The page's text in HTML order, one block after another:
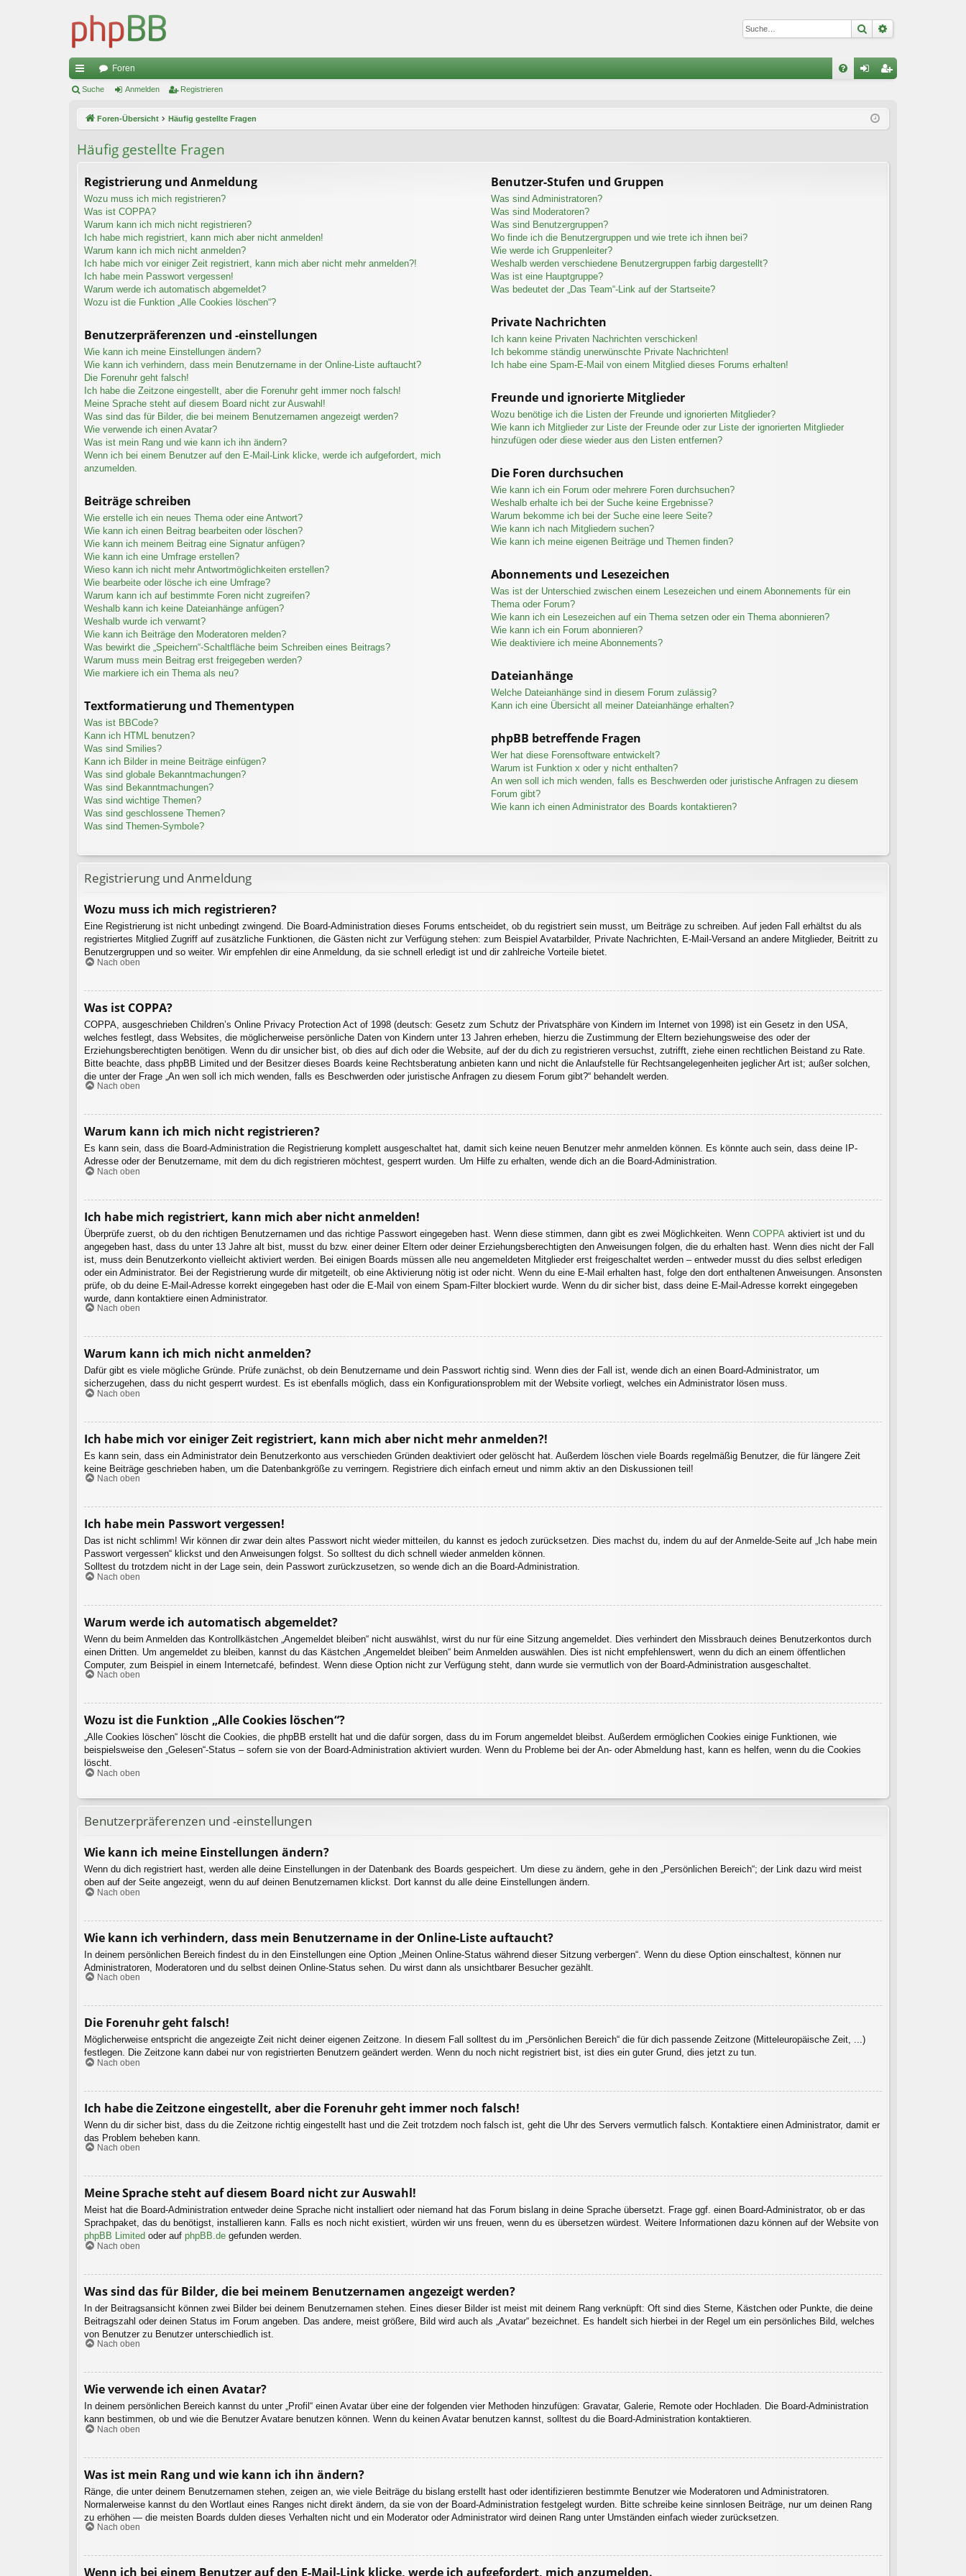
Suche
ch
ug
Foren
ist
Suche Anmelden Registrieren
Foren-Übersicht Häufig gestellte Fragen
Häufig gestellte Fragen
Registrierung und Anmeldung
Wozu muss ich mich registrieren?
Was ist COPPA?
Warum kann ich mich nicht registrieren?
Ich habe mich registriert, kann mich aber nicht anmelden!
Warum kann ich mich nicht anmelden?
Ich habe mich vor einiger Zeit registriert, kann mich aber nicht mehr anmelden?!
Ich habe mein Passwort vergessen!
Warum werde ich automatisch abgemeldet?
Wozu ist die Funktion „Alle Cookies löschen“?
Benutzerpräferenzen und -einstellungen
Wie kann ich meine Einstellungen ändern?
Wie kann ich verhindern, dass mein Benutzername in der Online-Liste auftaucht?
Die Forenuhr geht falsch!
Ich habe die Zeitzone eingestellt, aber die Forenuhr geht immer noch falsch!
Meine Sprache steht auf diesem Board nicht zur Auswahl!
Was sind das für Bilder, die bei meinem Benutzernamen angezeigt werden?
Wie verwende ich einen Avatar?
Was ist mein Rang und wie kann ich ihn ändern?
Wenn ich bei einem Benutzer auf den E-Mail-Link klicke, werde ich aufgefordert, mich
anzumelden.
Beiträge schreiben
Wie erstelle ich ein neues Thema oder eine Antwort?
Wie kann ich einen Beitrag bearbeiten oder löschen?
Wie kann ich meinem Beitrag eine Signatur anfügen?
Wie kann ich eine Umfrage erstellen?
Wieso kann ich nicht mehr Antwortmöglichkeiten erstellen?
Wie bearbeite oder lösche ich eine Umfrage?
Warum kann ich auf bestimmte Foren nicht zugreifen?
Weshalb kann ich keine Dateianhänge anfügen?
Weshalb wurde ich verwarnt?
Wie kann ich Beiträge den Moderatoren melden?
Was bewirkt die „Speichern“-Schaltfläche beim Schreiben eines Beitrags?
Warum muss mein Beitrag erst freigegeben werden?
Wie markiere ich ein Thema als neu?
Textformatierung und Thementypen
Was ist BBCode?
Kann ich HTML benutzen?
Was sind Smilies?
Kann ich Bilder in meine Beiträge einfügen?
Was sind globale Bekanntmachungen?
Was sind Bekanntmachungen?
Was sind wichtige Themen?
Was sind geschlossene Themen?
Was sind Themen-Symbole?
Benutzer-Stufen und Gruppen
Was sind Administratoren?
Was sind Moderatoren?
Was sind Benutzergruppen?
Wo finde ich die Benutzergruppen und wie trete ich ihnen bei?
Wie werde ich Gruppenleiter?
Weshalb werden verschiedene Benutzergruppen farbig dargestellt?
Was ist eine Hauptgruppe?
Was bedeutet der „Das Team“-Link auf der Startseite?
Private Nachrichten
Ich kann keine Privaten Nachrichten verschicken!
Ich bekomme ständig unerwünschte Private Nachrichten!
Ich habe eine Spam-E-Mail von einem Mitglied dieses Forums erhalten!
Freunde und ignorierte Mitglieder
Wozu benötige ich die Listen der Freunde und ignorierten Mitglieder?
Wie kann ich Mitglieder zur Liste der Freunde oder zur Liste der ignorierten Mitglieder
hinzufügen oder diese wieder aus den Listen entfernen?
Die Foren durchsuchen
Wie kann ich ein Forum oder mehrere Foren durchsuchen?
Weshalb erhalte ich bei der Suche keine Ergebnisse?
Warum bekomme ich bei der Suche eine leere Seite?
Wie kann ich nach Mitgliedern suchen?
Wie kann ich meine eigenen Beiträge und Themen finden?
Abonnements und Lesezeichen
Was ist der Unterschied zwischen einem Lesezeichen und einem Abonnements für ein
Thema oder Forum?
Wie kann ich ein Lesezeichen auf ein Thema setzen oder ein Thema abonnieren?
Wie kann ich ein Forum abonnieren?
Wie deaktiviere ich meine Abonnements?
Dateianhänge
Welche Dateianhänge sind in diesem Forum zulässig?
Kann ich eine Übersicht all meiner Dateianhänge erhalten?
phpBB betreffende Fragen
Wer hat diese Forensoftware entwickelt?
Warum ist Funktion x oder y nicht enthalten?
An wen soll ich mich wenden, falls es Beschwerden oder juristische Anfragen zu diesem
Forum gibt?
Wie kann ich einen Administrator des Boards kontaktieren?
Registrierung und Anmeldung
Wozu muss ich mich registrieren?
Eine Registrierung ist nicht unbedingt zwingend. Die Board-Administration dieses Forums entscheidet, ob du registriert sein musst, um Beiträge zu schreiben. Auf jeden Fall erhältst du als
registriertes Mitglied Zugriff auf zusätzliche Funktionen, die Gästen nicht zur Verfügung stehen: zum Beispiel Avatarbilder, Private Nachrichten, E-Mail-Versand an andere Mitglieder, Beitritt zu
Benutzergruppen und so weiter. Wir empfehlen dir eine Anmeldung, da sie schnell erledigt ist und dir zahlreiche Vorteile bietet.
Nach oben
Was ist COPPA?
COPPA, ausgeschrieben Children’s Online Privacy Protection Act of 1998 (deutsch: Gesetz zum Schutz der Privatsphäre von Kindern im Internet von 1998) ist ein Gesetz in den USA,
welches festlegt, dass Websites, die möglicherweise persönliche Daten von Kindern unter 13 Jahren erheben, hierzu die Zustimmung der Eltern beziehungsweise des oder der
Erziehungsberechtigten benötigen. Wenn du dir unsicher bist, ob dies auf dich oder die Website, auf der du dich zu registrieren versuchst, zutrifft, ziehe einen rechtlichen Beistand zu Rate.
Bitte beachte, dass phpBB Limited und der Besitzer dieses Boards keine Rechtsberatung anbieten kann und nicht die Anlaufstelle für Rechtsangelegenheiten jeglicher Art ist; außer solchen,
die unter der Frage „An wen soll ich mich wenden, falls es Beschwerden oder juristische Anfragen zu diesem Forum gibt?“ behandelt werden.
Nach oben
Warum kann ich mich nicht registrieren?
Es kann sein, dass die Board-Administration die Registrierung komplett ausgeschaltet hat, damit sich keine neuen Benutzer mehr anmelden können. Es könnte auch sein, dass deine IP-
Adresse oder der Benutzername, mit dem du dich registrieren möchtest, gesperrt wurden. Um Hilfe zu erhalten, wende dich an die Board-Administration.
Nach oben
Ich habe mich registriert, kann mich aber nicht anmelden!
Überprüfe zuerst, ob du den richtigen Benutzernamen und das richtige Passwort eingegeben hast. Wenn diese stimmen, dann gibt es zwei Möglichkeiten. Wenn COPPA aktiviert ist und du
angegeben hast, dass du unter 13 Jahre alt bist, musst du bzw. einer deiner Eltern oder deiner Erziehungsberechtigten den Anweisungen folgen, die du erhalten hast. Wenn dies nicht der Fall
ist, muss dein Benutzerkonto vielleicht aktiviert werden. Bei einigen Boards müssen alle neu angemeldeten Mitglieder erst freigeschaltet werden – entweder musst du dies selbst erledigen
oder ein Administrator. Bei der Registrierung wurde dir mitgeteilt, ob eine Aktivierung nötig ist oder nicht. Wenn du eine E-Mail erhalten hast, folge den dort enthaltenen Anweisungen. Ansonsten
prüfe, ob du deine E-Mail-Adresse korrekt eingegeben hast oder die E-Mail von einem Spam-Filter blockiert wurde. Wenn du dir sicher bist, dass deine E-Mail-Adresse korrekt eingegeben
wurde, dann kontaktiere einen Administrator.
Nach oben
Warum kann ich mich nicht anmelden?
Dafür gibt es viele mögliche Gründe. Prüfe zunächst, ob dein Benutzername und dein Passwort richtig sind. Wenn dies der Fall ist, wende dich an einen Board-Administrator, um
sicherzugehen, dass du nicht gesperrt wurdest. Es ist ebenfalls möglich, dass ein Konfigurationsproblem mit der Website vorliegt, welches ein Administrator lösen muss.
Nach oben
Ich habe mich vor einiger Zeit registriert, kann mich aber nicht mehr anmelden?!
Es kann sein, dass ein Administrator dein Benutzerkonto aus verschieden Gründen deaktiviert oder gelöscht hat. Außerdem löschen viele Boards regelmäßig Benutzer, die für längere Zeit
keine Beiträge geschrieben haben, um die Datenbankgröße zu verringern. Registriere dich einfach erneut und nimm aktiv an den Diskussionen teil!
Nach oben
Ich habe mein Passwort vergessen!
Das ist nicht schlimm! Wir können dir zwar dein altes Passwort nicht wieder mitteilen, du kannst es jedoch zurücksetzen. Dies machst du, indem du auf der Anmelde-Seite auf „Ich habe mein
Passwort vergessen“ klickst und den Anweisungen folgst. So solltest du dich schnell wieder anmelden können.
Solltest du trotzdem nicht in der Lage sein, dein Passwort zurückzusetzen, so wende dich an die Board-Administration.
Nach oben
Warum werde ich automatisch abgemeldet?
Wenn du beim Anmelden das Kontrollkästchen „Angemeldet bleiben“ nicht auswählst, wirst du nur für eine Sitzung angemeldet. Dies verhindert den Missbrauch deines Benutzerkontos durch
einen Dritten. Um angemeldet zu bleiben, kannst du das Kästchen „Angemeldet bleiben“ beim Anmelden auswählen. Dies ist nicht empfehlenswert, wenn du dich an einem öffentlichen
Computer, zum Beispiel in einem Internetcafé, befindest. Wenn diese Option nicht zur Verfügung steht, dann wurde sie vermutlich von der Board-Administration ausgeschaltet.
Nach oben
Wozu ist die Funktion „Alle Cookies löschen“?
„Alle Cookies löschen“ löscht die Cookies, die phpBB erstellt hat und die dafür sorgen, dass du im Forum angemeldet bleibst. Außerdem ermöglichen Cookies einige Funktionen, wie
beispielsweise den „Gelesen“-Status – sofern sie von der Board-Administration aktiviert wurden. Wenn du Probleme bei der An- oder Abmeldung hast, kann es helfen, wenn du die Cookies
löscht.
Nach oben
Benutzerpräferenzen und -einstellungen
Wie kann ich meine Einstellungen ändern?
Wenn du dich registriert hast, werden alle deine Einstellungen in der Datenbank des Boards gespeichert. Um diese zu ändern, gehe in den „Persönlichen Bereich“; der Link dazu wird meist
oben auf der Seite angezeigt, wenn du auf deinen Benutzernamen klickst. Dort kannst du alle deine Einstellungen ändern.
Nach oben
Wie kann ich verhindern, dass mein Benutzername in der Online-Liste auftaucht?
In deinem persönlichen Bereich findest du in den Einstellungen eine Option „Meinen Online-Status während dieser Sitzung verbergen“. Wenn du diese Option einschaltest, können nur
Administratoren, Moderatoren und du selbst deinen Online-Status sehen. Du wirst dann als unsichtbarer Besucher gezählt.
Nach oben
Die Forenuhr geht falsch!
Möglicherweise entspricht die angezeigte Zeit nicht deiner eigenen Zeitzone. In diesem Fall solltest du im „Persönlichen Bereich“ die für dich passende Zeitzone (Mitteleuropäische Zeit, ...)
festlegen. Die Zeitzone kann dabei nur von registrierten Benutzern geändert werden. Wenn du noch nicht registriert bist, ist dies ein guter Grund, dies jetzt zu tun.
Nach oben
Ich habe die Zeitzone eingestellt, aber die Forenuhr geht immer noch falsch!
Wenn du dir sicher bist, dass du die Zeitzone richtig eingestellt hast und die Zeit trotzdem noch falsch ist, geht die Uhr des Servers vermutlich falsch. Kontaktiere einen Administrator, damit er
das Problem beheben kann.
Nach oben
Meine Sprache steht auf diesem Board nicht zur Auswahl!
Meist hat die Board-Administration entweder deine Sprache nicht installiert oder niemand hat das Forum bislang in deine Sprache übersetzt. Frage ggf. einen Board-Administrator, ob er das
Sprachpaket, das du benötigst, installieren kann. Falls es noch nicht existiert, würden wir uns freuen, wenn du es übersetzen würdest. Weitere Informationen dazu können auf der Website von
phpBB Limited oder auf phpBB.de gefunden werden.
Nach oben
Was sind das für Bilder, die bei meinem Benutzernamen angezeigt werden?
In der Beitragsansicht können zwei Bilder bei deinem Benutzernamen stehen. Eines dieser Bilder ist meist mit deinem Rang verknüpft: Oft sind dies Sterne, Kästchen oder Punkte, die deine
Beitragszahl oder deinen Status im Forum angeben. Das andere, meist größere, Bild wird auch als „Avatar“ bezeichnet. Es handelt sich hierbei in der Regel um ein persönliches Bild, welches
von Benutzer zu Benutzer unterschiedlich ist.
Nach oben
Wie verwende ich einen Avatar?
In deinem persönlichen Bereich kannst du unter „Profil“ einen Avatar über eine der folgenden vier Methoden hinzufügen: Gravatar, Galerie, Remote oder Hochladen. Die Board-Administration
kann bestimmen, ob und wie die Benutzer Avatare benutzen können. Wenn du keinen Avatar benutzen kannst, solltest du die Board-Administration kontaktieren.
Nach oben
Was ist mein Rang und wie kann ich ihn ändern?
Ränge, die unter deinem Benutzernamen stehen, zeigen an, wie viele Beiträge du bislang erstellt hast oder identifizieren bestimmte Benutzer wie Moderatoren und Administratoren.
Normalerweise kannst du den Wortlaut eines Ranges nicht direkt ändern, da sie von der Board-Administration festgelegt wurden. Bitte schreibe keine sinnlosen Beiträge, nur um deinen Rang
zu erhöhen — die meisten Boards dulden dieses Verhalten nicht und ein Moderator oder Administrator wird deinen Rang unter Umständen einfach wieder zurücksetzen.
Nach oben
Wenn ich bei einem Benutzer auf den E-Mail-Link klicke, werde ich aufgefordert, mich anzumelden.